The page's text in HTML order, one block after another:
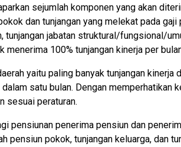
sejumlah komponen yang akan
dan tunjangan yang melekat pada gaji
tunjangan jabatan struktural/fungsional/
menerima 100% tunjangan kinerja per
yaitu paling banyak tunjangan kinerja
satu bulan. Dengan memperhatikan
sesuai peraturan.
pensiunan penerima pensiun dan
pensiun pokok, tunjangan keluarga, dan